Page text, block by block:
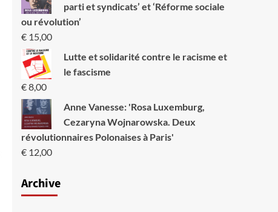
parti et syndicats’ et ‘Réforme sociale
ou révolution’
€15,00
Lutte et solidarité contre le racisme et
le fascisme
€8,00
Anne Vanesse: 'Rosa Luxemburg,
Cezaryna Wojnarowska. Deux
révolutionnaires Polonaises à Paris'
€12,00
Archive